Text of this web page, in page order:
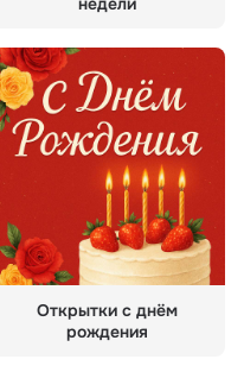
Открытки с днём
рождения